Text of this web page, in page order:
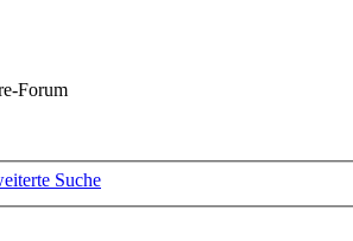
Forum
Suche